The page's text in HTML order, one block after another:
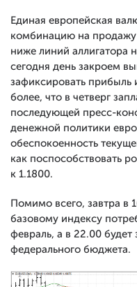
Единая европейская
комбинацию на продажу
ниже линий аллигатора
сегодня день закроем
зафиксировать прибыль
более, что в четверг
последующей пресс-
денежной политики
обеспокоенность
как поспособствовать
к 1.1800.
Помимо всего, завтра в
базовому индексу
февраль, а в 22.00
федерального бюджета.